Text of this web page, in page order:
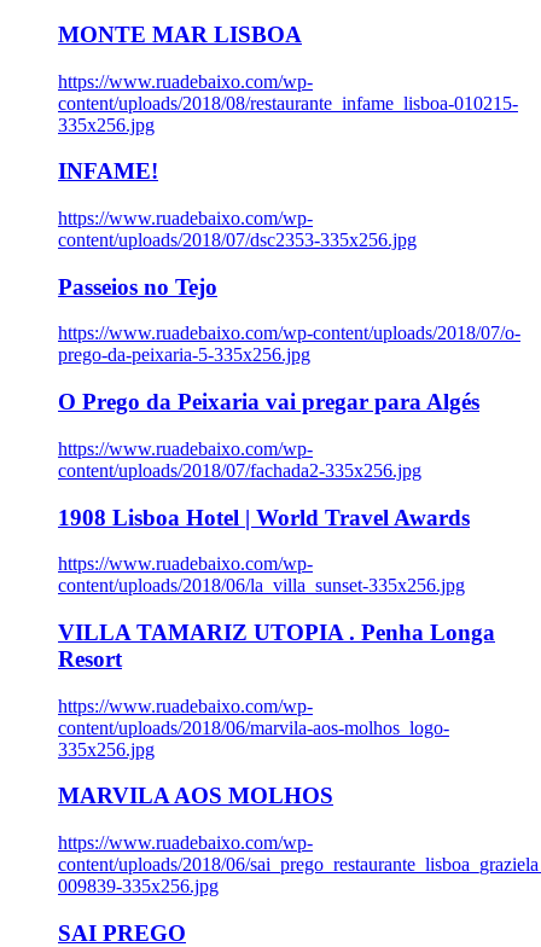
MONTE MAR LISBOA
https://www.ruadebaixo.com/wp-
content/uploads/2018/08/restaurante_infame_lisboa-010215-
335x256.jpg
INFAME!
https://www.ruadebaixo.com/wp-
content/uploads/2018/07/dsc2353-335x256.jpg
Passeios no Tejo
https://www.ruadebaixo.com/wp-content/uploads/2018/07/o-
prego-da-peixaria-5-335x256.jpg
O Prego da Peixaria vai pregar para Algés
https://www.ruadebaixo.com/wp-
content/uploads/2018/07/fachada2-335x256.jpg
1908 Lisboa Hotel | World Travel Awards
https://www.ruadebaixo.com/wp-
content/uploads/2018/06/la_villa_sunset-335x256.jpg
VILLA TAMARIZ UTOPIA . Penha Longa
Resort
https://www.ruadebaixo.com/wp-
content/uploads/2018/06/marvila-aos-molhos_logo-
335x256.jpg
MARVILA AOS MOLHOS
https://www.ruadebaixo.com/wp-
content/uploads/2018/06/
009839-335x256.jpg
SAI PREGO